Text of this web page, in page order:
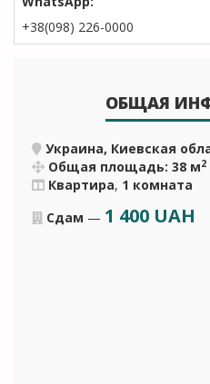
+38(098) 226-0000
ОБЩАЯ
Украина, Киевская
Общая площадь: 38 м2
Квартира, 1 комната
Сдам — 1 400 UAH